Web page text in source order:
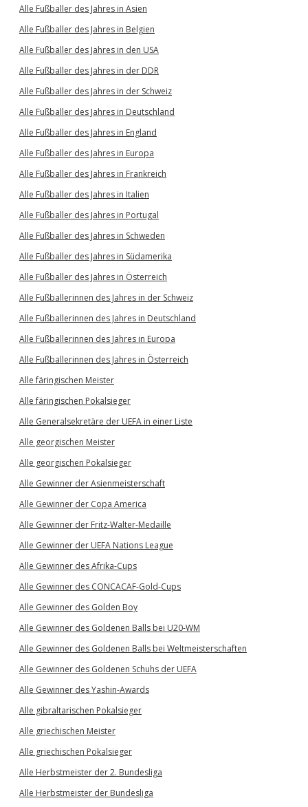
Alle Fußballer des Jahres in Asien
Alle Fußballer des Jahres in Belgien
Alle Fußballer des Jahres in den USA
Alle Fußballer des Jahres in der DDR
Alle Fußballer des Jahres in der Schweiz
Alle Fußballer des Jahres in Deutschland
Alle Fußballer des Jahres in England
Alle Fußballer des Jahres in Europa
Alle Fußballer des Jahres in Frankreich
Alle Fußballer des Jahres in Italien
Alle Fußballer des Jahres in Portugal
Alle Fußballer des Jahres in Schweden
Alle Fußballer des Jahres in Südamerika
Alle Fußballer des Jahres in Österreich
Alle Fußballerinnen des Jahres in der Schweiz
Alle Fußballerinnen des Jahres in Deutschland
Alle Fußballerinnen des Jahres in Europa
Alle Fußballerinnen des Jahres in Österreich
Alle färingischen Meister
Alle färingischen Pokalsieger
Alle Generalsekretäre der UEFA in einer Liste
Alle georgischen Meister
Alle georgischen Pokalsieger
Alle Gewinner der Asienmeisterschaft
Alle Gewinner der Copa America
Alle Gewinner der Fritz-Walter-Medaille
Alle Gewinner der UEFA Nations League
Alle Gewinner des Afrika-Cups
Alle Gewinner des CONCACAF-Gold-Cups
Alle Gewinner des Golden Boy
Alle Gewinner des Goldenen Balls bei U20-WM
Alle Gewinner des Goldenen Balls bei Weltmeisterschaften
Alle Gewinner des Goldenen Schuhs der UEFA
Alle Gewinner des Yashin-Awards
Alle gibraltarischen Pokalsieger
Alle griechischen Meister
Alle griechischen Pokalsieger
Alle Herbstmeister der 2. Bundesliga
Alle Herbstmeister der Bundesliga